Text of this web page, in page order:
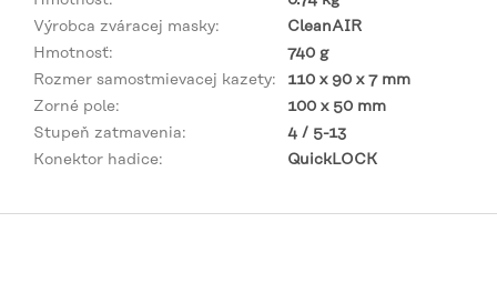
Výrobca zváracej masky:
CleanAIR
Hmotnosť:
740 g
Rozmer samostmievacej kazety:
110 x 90 x 7 mm
Zorné pole:
100 x 50 mm
Stupeň zatmavenia:
4 / 5-13
Konektor hadice: QuickLOCK